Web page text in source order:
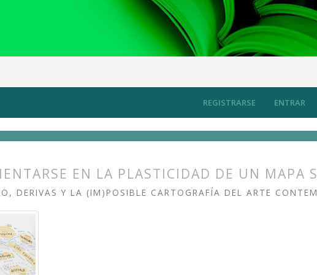
REGISTRARSE ENTRAR
los territorios del arte contemporáneo Artículos
EN LA PLASTICIDAD DE UN MAPA
DERIVAS Y LA (IM)POSIBLE CARTOGRAFÍA DEL ARTE